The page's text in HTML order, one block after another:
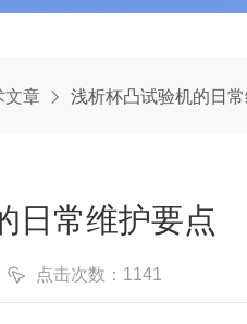
文章 浅析杯凸试验机的日
日常维护要点
点击次数：1141